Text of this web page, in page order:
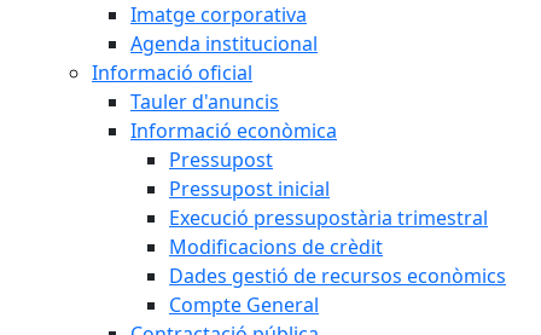
Imatge corporativa
Agenda institucional
Informació oficial
Tauler d'anuncis
Informació econòmica
Pressupost
Pressupost inicial
Execució pressupostària trimestral
Modificacions de crèdit
Dades gestió de recursos econòmics
Compte General